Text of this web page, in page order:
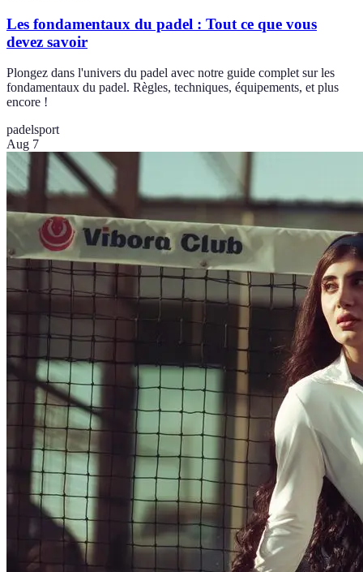
Les fondamentaux du padel : Tout ce que vous
devez savoir
Plongez dans l'univers du padel avec notre guide complet sur les
fondamentaux du padel. Règles, techniques, équipements, et plus
encore !
padelsport
Aug 7